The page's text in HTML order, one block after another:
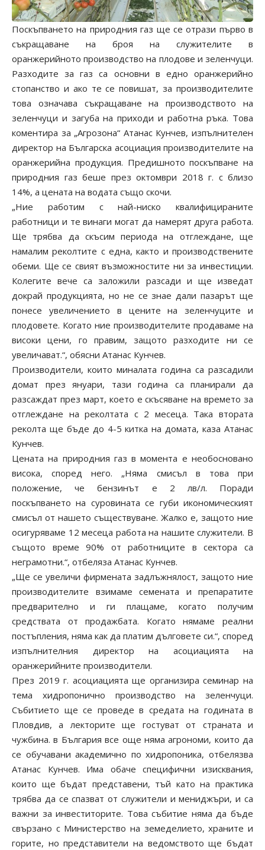
Поскъпването на природниягаз ще се отрази първо в
съкращаване на броя на служителите в
оранжерийното производство на плодове и зеленчуци.
Разходите за газ са основни в едно оранжерийно
стопанство и ако те се повишат, за производителите
това означава съкращаване на производството на
зеленчуци и загуба на приходи и работна ръка. Това
коментира за „Агрозона“ Атанас Кунчев, изпълнителен
директор на Българска асоциация производителите на
оранжерийна продукция. Предишното поскъпване на
природния газ беше през октомври 2018 г. с близо
14%, а цената на водата също скочи.
„Ние работим с най-ниско квалифицираните
работници и те винаги могат да намерят друга работа.
Ще трябва да скъсим периода на отглеждане, ще
намалим реколтите с една, както и производствените
обеми. Ще се свият възможностите ни за инвестиции.
Колегите вече са заложили разсади и ще изведат
докрай продукцията, но не се знае дали пазарът ще
понесе увеличението в цените на зеленчуците и
плодовете. Когато ние производителите продаваме на
високи цени, го правим, защото разходите ни се
увеличават.“, обясни Атанас Кунчев.
Производители, които миналата година са разсадили
домат през януари, тази година са планирали да
разсаждат през март, което е скъсяване на времето за
отглеждане на реколтата с 2 месеца. Така втората
реколта ще бъде до 4-5 китка на домата, каза Атанас
Кунчев.
Цената на природния газ в момента е необосновано
висока, според него. „Няма смисъл в това при
положение, че бензинът е 2 лв/л. Поради
поскъпването на суровината се губи икономическият
смисъл от нашето съществуване. Жалко е, защото ние
осигуряваме 12 месеца работа на нашите служители. В
същото време 90% от работниците в сектора са
неграмотни.“, отбеляза Атанас Кунчев.
„Ще се увеличи фирмената задлъжнялост, защото ние
производителите взимаме семената и препаратите
предварително и ги плащаме, когато получим
средствата от продажбата. Когато нямаме реални
постъпления, няма как да платим дълговете си.“, според
изпълнителния директор на асоциацията на
оранжерийните производители.
През 2019 г. асоциацията ще организира семинар на
тема хидропонично производство на зеленчуци.
Събитието ще се проведе в средата на годината в
Пловдив, а лекторите ще гостуват от страната и
чужбина. в България все още няма агрономи, които да
се обучавани академично по хидропоника, отбелязва
Атанас Кунчев. Има обаче специфични изисквания,
които ще бъдат представени, тъй като на практика
трябва да се спазват от служители и мениджъри, и са
важни за инвеститорите. Това събитие няма да бъде
свързано с Министерство на земеделието, храните и
горите, но представители на ведомството ще бъдат